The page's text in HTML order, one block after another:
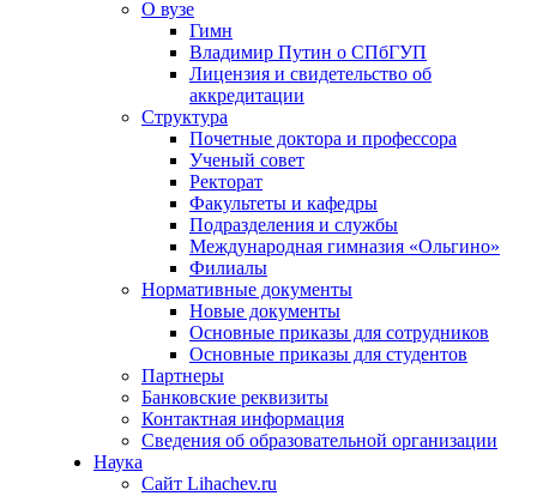
О вузе
Гимн
Владимир Путин о СПбГУП
Лицензия и свидетельство об
аккредитации
Структура
Почетные доктора и профессора
Ученый совет
Ректорат
Факультеты и кафедры
Подразделения и службы
Международная гимназия «Ольгино»
Филиалы
Нормативные документы
Новые документы
Основные приказы для сотрудников
Основные приказы для студентов
Партнеры
Банковские реквизиты
Контактная информация
Сведения об образовательной организации
Наука
Сайт Lihachev.ru